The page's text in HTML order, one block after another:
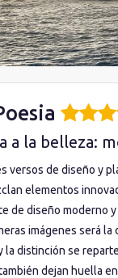
a la belleza:
versos de diseño y
elementos
de diseño moderno
imágenes será
la distinción se
dejan huella